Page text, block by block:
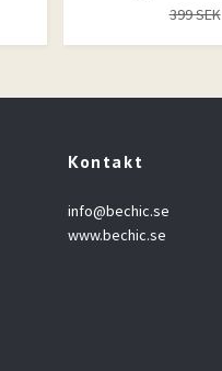
399 SEK
Kontakt
info@bechic.se
www.bechic.se